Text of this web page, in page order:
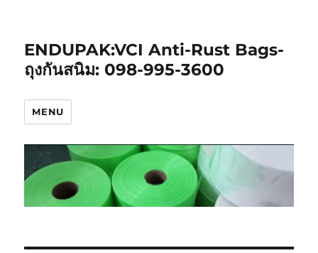
ENDUPAK:VCI Anti-Rust Bags-
ถุงกันสนิม: 098-995-3600
MENU